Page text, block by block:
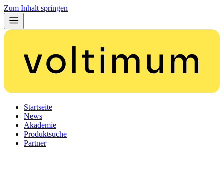
Zum Inhalt springen
Startseite
News
Akademie
Produktsuche
Partner